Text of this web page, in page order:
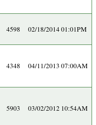
4598 02/18/2014 01:01PM
4348 04/11/2013 07:00AM
5903 03/02/2012 10:54AM